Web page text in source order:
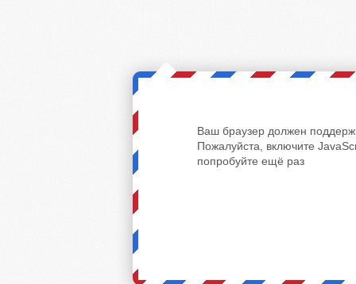
Ваш браузер должен
Пожалуйста, включите
попробуйте ещё раз